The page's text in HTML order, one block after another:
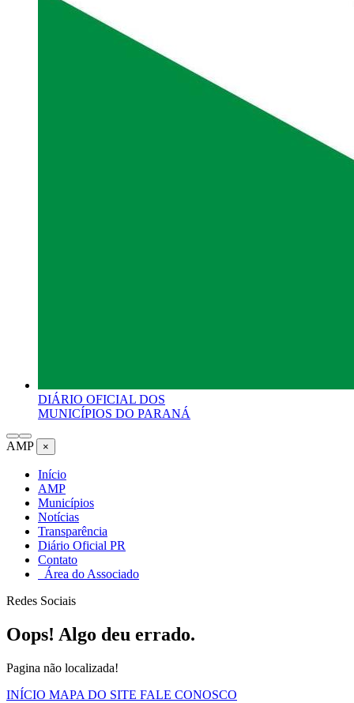
DIÁRIO OFICIAL DOS
MUNICÍPIOS DO PARANÁ
AMP ×
Início
AMP
Municípios
Notícias
Transparência
Diário Oficial PR
Contato
Área do Associado
Redes Sociais
Oops! Algo deu errado.
Pagina não localizada!
INÍCIO MAPA DO SITE FALE CONOSCO